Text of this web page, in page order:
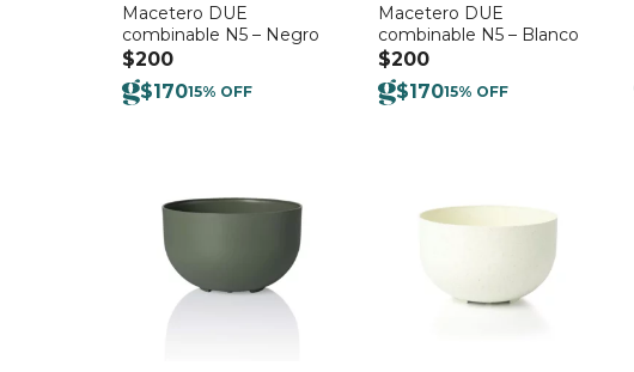
Macetero DUE
combinable N5 – Negro
$200
$17015% OFF
Macetero DUE
combinable N5 – Blanco
$200
$17015% OFF